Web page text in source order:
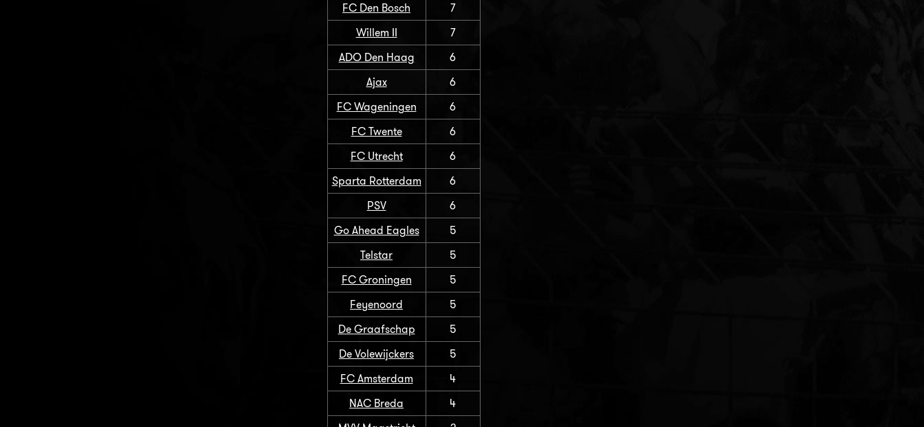
FC Den Bosch
7
Willem II
7
ADO Den Haag
6
Ajax
6
FC Wageningen
6
FC Twente
6
FC Utrecht
6
Sparta Rotterdam
6
PSV
6
Go Ahead Eagles
5
Telstar
5
FC Groningen
5
Feyenoord
5
De Graafschap
5
De Volewijckers
5
FC Amsterdam
4
NAC Breda
4